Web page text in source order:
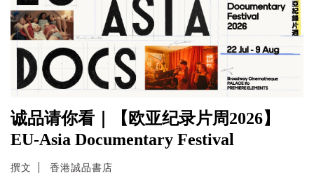
诚品请你看｜【欧亚纪录片周2026】
EU-Asia Documentary Festival
撰文 香港誠品書店